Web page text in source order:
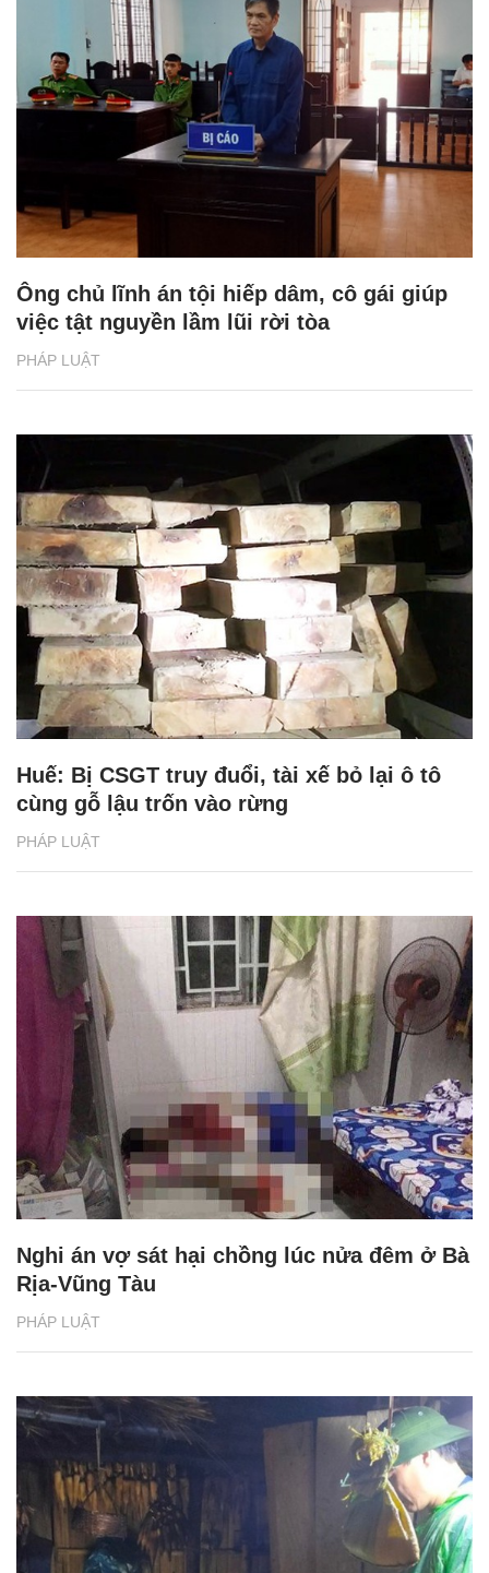
PHÁP LUẬT
Ông chủ lĩnh án tội hiếp dâm, cô gái giúp
việc tật nguyền lầm lũi rời tòa
PHÁP LUẬT
Huế: Bị CSGT truy đuổi, tài xế bỏ lại ô tô
cùng gỗ lậu trốn vào rừng
PHÁP LUẬT
Nghi án vợ sát hại chồng lúc nửa đêm ở Bà
Rịa-Vũng Tàu